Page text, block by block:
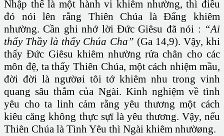
Nhập thể là một hành vi khiêm nhường, thì điều
đó nói lên rằng Thiên Chúa là Đấng khiêm
nhường. Cần ghi nhớ lời Đức Giêsu đã nói : “Ai
thấy Thầy là thấy Chúa Cha” (Ga 14,9). Vậy, khi
thấy Đức Giêsu khiêm nhường rửa chân cho các
môn đệ, ta thấy Thiên Chúa, một cách nhiệm mầu,
đời đời là ngườøi tôi tớ khiêm nhu trong vinh
quang sâu thẳm của Ngài. Kinh nghiệm về tình
yêu cho ta linh cảm rằng yêu thương một cách
kiêu căng không thực sựï là yêu thương. Vậy, nếu
Thiên Chúa là Tình Yêu thì Ngài khiêm nhườøng.